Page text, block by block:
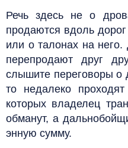
Речь здесь не о
продаются вдоль
или о талонах на него.
перепродают друг
слышите переговоры о
то недалеко
которых владелец
обманут, а
энную сумму.